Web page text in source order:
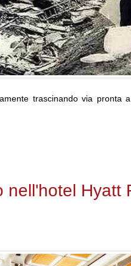
trascinando via pronta
nell'hotel Hyatt